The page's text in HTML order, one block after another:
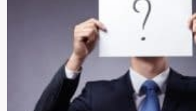
מרכב נדרש לתבוע את חברת
במידע וזהות הרכב אינה ידועה,
מבוטח, יש לתבוע את "קרנית" –
במקרה שהנפגע נפטר, יורשיו
כי על התביעה להיות מוגשת עד